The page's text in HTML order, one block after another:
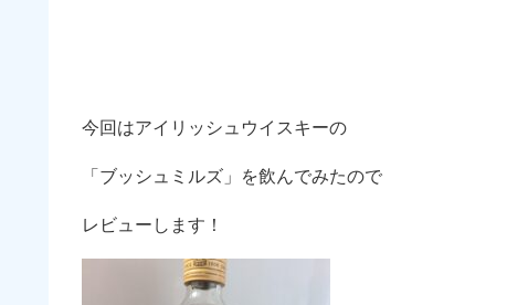
今回はアイリッシュウイスキーの
「ブッシュミルズ」を飲んでみたので
レビューします！